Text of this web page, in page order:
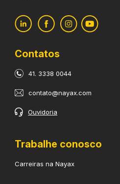
Contatos
41. 3338 0044
contato@nayax.com
Ouvidoria
Trabalhe conosco
Carreiras na Nayax